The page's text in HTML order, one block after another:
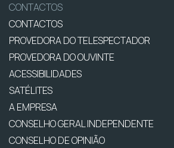
CONTACTOS
CONTACTOS
PROVEDORA DO TELESPECTADOR
PROVEDORA DO OUVINTE
ACESSIBILIDADES
SATÉLITES
A EMPRESA
CONSELHO GERAL INDEPENDENTE
CONSELHO DE OPINIÃO